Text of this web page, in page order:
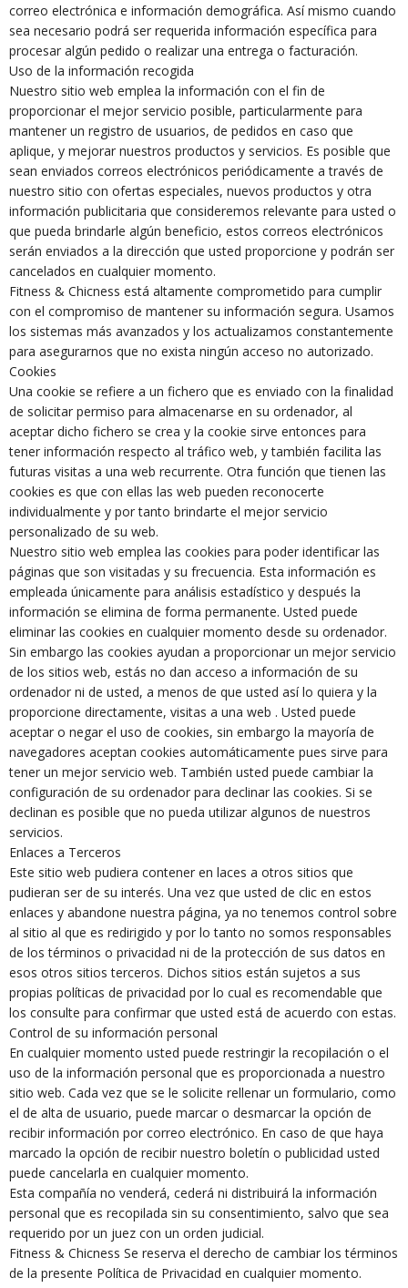
correo electrónica e información demográfica. Así mismo cuando
sea necesario podrá ser requerida información específica para
procesar algún pedido o realizar una entrega o facturación.
Uso de la información recogida
Nuestro sitio web emplea la información con el fin de
proporcionar el mejor servicio posible, particularmente para
mantener un registro de usuarios, de pedidos en caso que
aplique, y mejorar nuestros productos y servicios. Es posible que
sean enviados correos electrónicos periódicamente a través de
nuestro sitio con ofertas especiales, nuevos productos y otra
información publicitaria que consideremos relevante para usted o
que pueda brindarle algún beneficio, estos correos electrónicos
serán enviados a la dirección que usted proporcione y podrán ser
cancelados en cualquier momento.
Fitness & Chicness está altamente comprometido para cumplir
con el compromiso de mantener su información segura. Usamos
los sistemas más avanzados y los actualizamos constantemente
para asegurarnos que no exista ningún acceso no autorizado.
Cookies
Una cookie se refiere a un fichero que es enviado con la finalidad
de solicitar permiso para almacenarse en su ordenador, al
aceptar dicho fichero se crea y la cookie sirve entonces para
tener información respecto al tráfico web, y también facilita las
futuras visitas a una web recurrente. Otra función que tienen las
cookies es que con ellas las web pueden reconocerte
individualmente y por tanto brindarte el mejor servicio
personalizado de su web.
Nuestro sitio web emplea las cookies para poder identificar las
páginas que son visitadas y su frecuencia. Esta información es
empleada únicamente para análisis estadístico y después la
información se elimina de forma permanente. Usted puede
eliminar las cookies en cualquier momento desde su ordenador.
Sin embargo las cookies ayudan a proporcionar un mejor servicio
de los sitios web, estás no dan acceso a información de su
ordenador ni de usted, a menos de que usted así lo quiera y la
proporcione directamente, visitas a una web . Usted puede
aceptar o negar el uso de cookies, sin embargo la mayoría de
navegadores aceptan cookies automáticamente pues sirve para
tener un mejor servicio web. También usted puede cambiar la
configuración de su ordenador para declinar las cookies. Si se
declinan es posible que no pueda utilizar algunos de nuestros
servicios.
Enlaces a Terceros
Este sitio web pudiera contener en laces a otros sitios que
pudieran ser de su interés. Una vez que usted de clic en estos
enlaces y abandone nuestra página, ya no tenemos control sobre
al sitio al que es redirigido y por lo tanto no somos responsables
de los términos o privacidad ni de la protección de sus datos en
esos otros sitios terceros. Dichos sitios están sujetos a sus
propias políticas de privacidad por lo cual es recomendable que
los consulte para confirmar que usted está de acuerdo con estas.
Control de su información personal
En cualquier momento usted puede restringir la recopilación o el
uso de la información personal que es proporcionada a nuestro
sitio web. Cada vez que se le solicite rellenar un formulario, como
el de alta de usuario, puede marcar o desmarcar la opción de
recibir información por correo electrónico. En caso de que haya
marcado la opción de recibir nuestro boletín o publicidad usted
puede cancelarla en cualquier momento.
Esta compañía no venderá, cederá ni distribuirá la información
personal que es recopilada sin su consentimiento, salvo que sea
requerido por un juez con un orden judicial.
Fitness & Chicness Se reserva el derecho de cambiar los términos
de la presente Política de Privacidad en cualquier momento.